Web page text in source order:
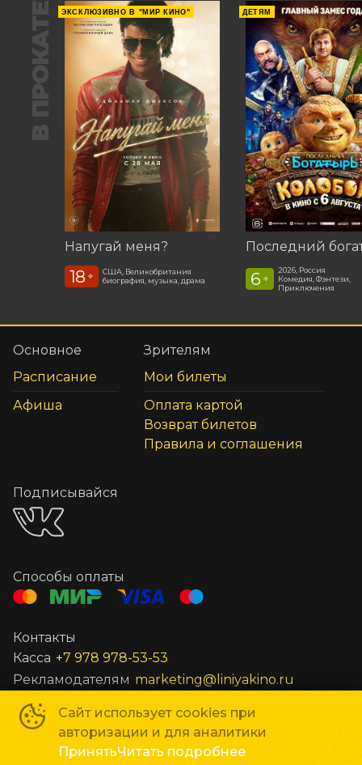
В ПРОКАТЕ ЭКСКЛЮЗИВНО В "МИР КИНО"
Напугай меня?
18 +
США, Великобритания
биография, музыка, драма
ДЕТЯМ
6 +
2026, Россия
Комедия, Фэнтези,
Приключения
Сайт использует cookies при
авторизации и для аналитики
ПринятьЧитать подробнее
Основное
Расписание
Афиша
Зрителям
Мои билеты
Оплата картой
Возврат билетов
Правила и соглашения
Подписывайся
Способы оплаты
Контакты
Касса +7 978 978-53-53
Рекламодателям marketing@liniyakino.ru
Сеть кинотеатров «Мир Кино»©2018-
Powered byp24.app